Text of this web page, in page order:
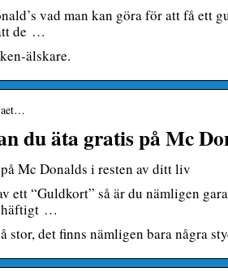
vad man kan göra för att få ett
de …
älskare.
aet…
du äta gratis på Mc
Mc Donalds i resten av ditt liv
ett “Guldkort” så är du nämligen
häftigt …
stor, det finns nämligen bara några